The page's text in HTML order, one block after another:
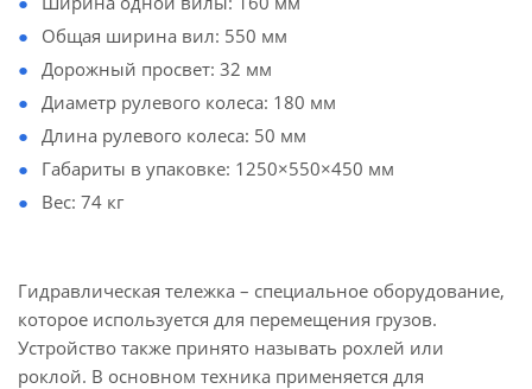
Общая ширина вил: 550 мм
Дорожный просвет: 32 мм
Диаметр рулевого колеса: 180 мм
Длина рулевого колеса: 50 мм
Габариты в упаковке: 1250×550×450 мм
Вес: 74 кг
Гидравлическая тележка – специальное оборудование,
которое используется для перемещения грузов.
Устройство также принято называть рохлей или
роклой. В основном техника применяется для